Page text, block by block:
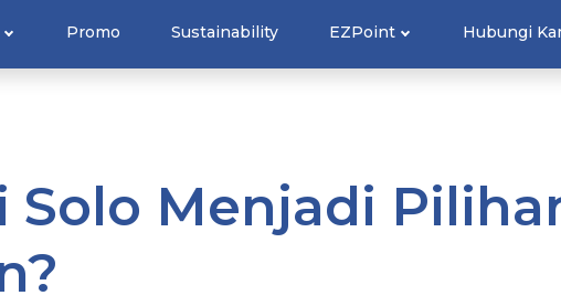
Promo Sustainability EZPoint Hubungi
Solo Menjadi